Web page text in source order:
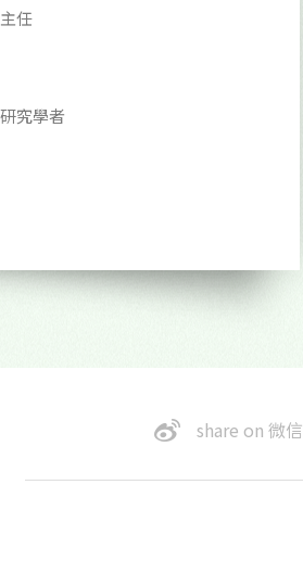
任
究學者
share on 微信